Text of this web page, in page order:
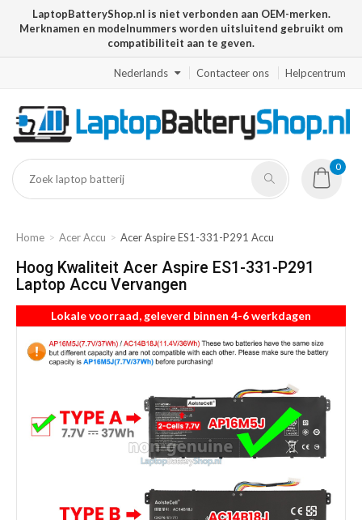
LaptopBatteryShop.nl is niet verbonden aan OEM-merken.
Merknamen en modelnummers worden uitsluitend gebruikt om
compatibiliteit aan te geven.
Nederlands Contacteer ons Helpcentrum
0
Home Acer Accu Acer Aspire ES1-331-P291 Accu
Hoog Kwaliteit Acer Aspire ES1-331-P291
Laptop Accu Vervangen
Lokale voorraad, geleverd binnen 4-6 werkdagen